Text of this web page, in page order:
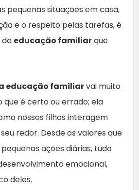
pequenas situações em casa,
e o respeito pelas tarefas, é
educação familiarque
educação familiarvai muito
que é certo ou errado; ela
nossos filhos interagem
redor. Desde os valores que
ações diárias, tudo
emocional,
deles.